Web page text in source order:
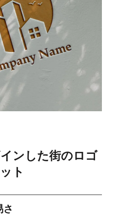
ンした街のロゴ
ト
さ